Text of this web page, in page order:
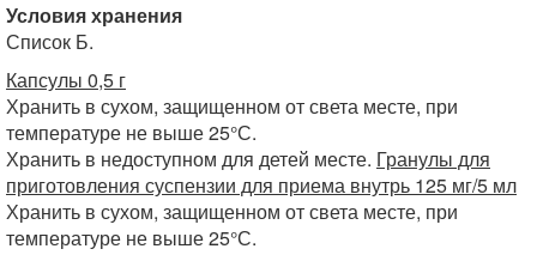
Условия хранения
Список Б.
Капсулы 0,5 г
Хранить в сухом, защищенном от света месте, при
температуре не выше 25°С.
Хранить в недоступном для детей месте. Гранулы для
приготовления суспензии для приема внутрь 125 мг/5 мл
Хранить в сухом, защищенном от света месте, при
температуре не выше 25°С.